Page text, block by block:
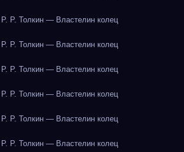
Р. Толкин — Властелин колец
Р. Толкин — Властелин колец
Р. Толкин — Властелин колец
Р. Толкин — Властелин колец
Р. Толкин — Властелин колец
Р. Толкин — Властелин колец